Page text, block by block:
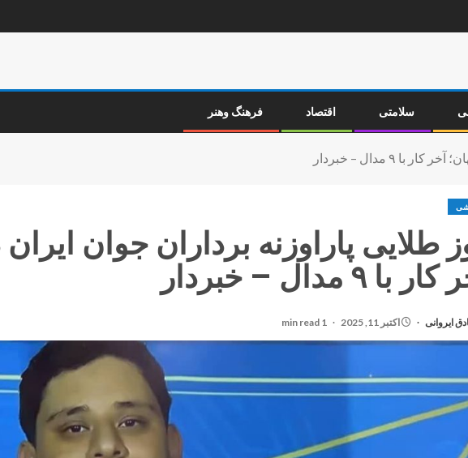
سلامتی اقتصاد فرهنگ وهنر
٩ مدال – خبردار
طلایی پاراوزنه برداران جوان
با ٩ مدال – خبردار
ایروانی اکتبر 11, 2025 1 min read